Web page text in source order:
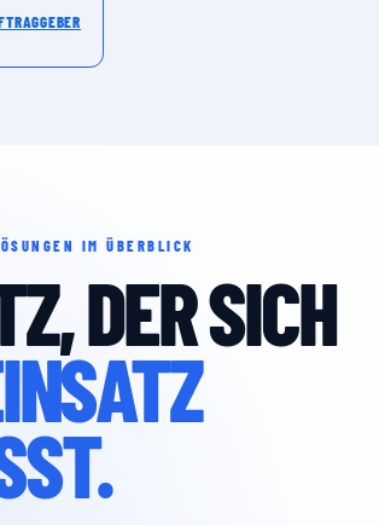
IM ÜBERBLICK
DER SICH